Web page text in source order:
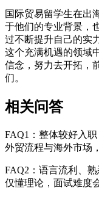
国际贸易留学生在出
于他们的专业背景，
过不断提升自己的实
这个充满机遇的领域
信念，努力去开拓，
们。
相关问答
FAQ1：整体较好入
外贸流程与海外市场
FAQ2：语言流利、
仅懂理论，面试难度